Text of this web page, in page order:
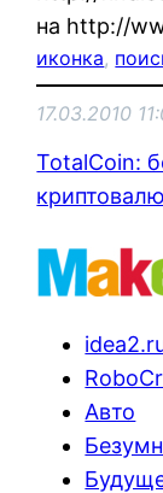
на http://
иконка,
17.03.2010
TotalCoin:
Авто